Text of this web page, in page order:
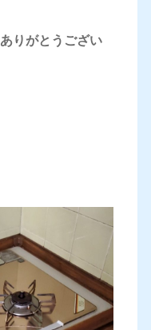
ありがとうござい